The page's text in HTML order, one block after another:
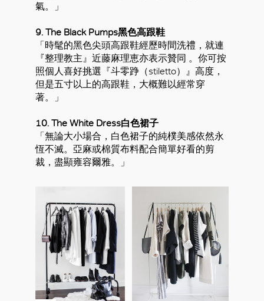
氣。」
9. The Black Pumps黑色高跟鞋
「時髦的黑色尖頭高跟鞋經歷時間洗禮，就連
『整理教主』近藤麻理恵亦表示贊同 。你可按
照個人喜好挑選『斗零踭（stiletto）』高度，
但是五寸以上的高跟鞋，大概難以經常穿
著。」
10. The White Dress白色裙子
「無論大小場合，白色裙子的純樸美感依然永
恆不滅。亞麻或棉質布料配合簡單好看的剪
裁，盡顯雍容爾雅。」